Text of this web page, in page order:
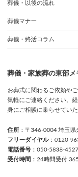
葬儀・以後の流れ
葬儀マナー
葬儀・終活コラム
葬儀・家族葬の東部メ
お葬式に関わるご依頼や
気軽にご連絡ください。
身にご相談に乗らせていた
住所 ：〒346-0004 埼玉
フリーダイヤル：0120-
電話番号 ：050-5838-4527
受付時間 ：24時間受付